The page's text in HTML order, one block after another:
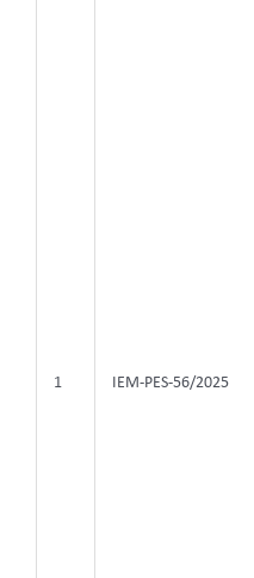
1 IEM-PES-56/2025